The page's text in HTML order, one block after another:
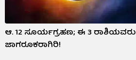
ಆ. 12 ಸೂರ್ಯಗ್ರಹಣ; ಈ 3 ರಾಶಿಯವರು
ಜಾಗರೂಕರಾಗಿರಿ!